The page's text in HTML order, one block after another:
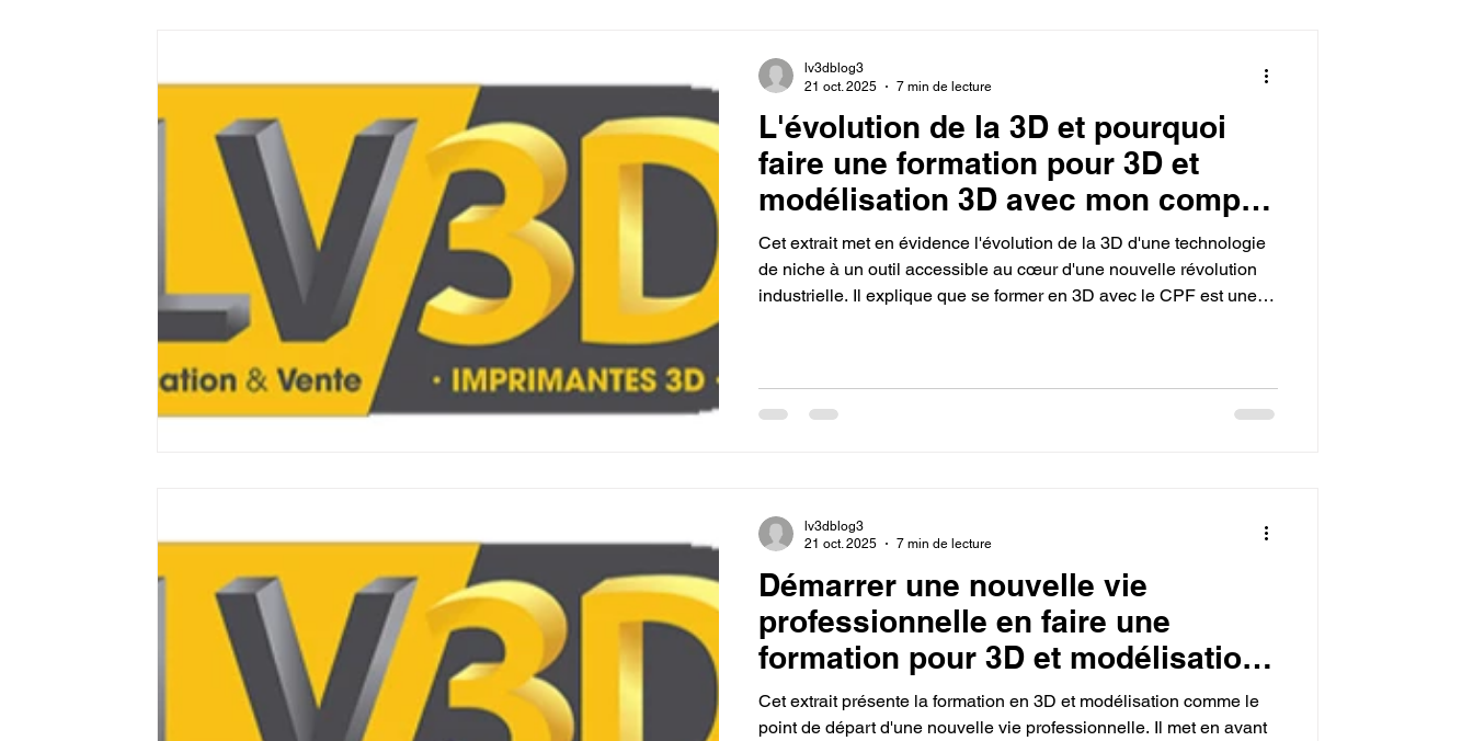
L'évolution de la 3D et pourquoi
faire une formation pour 3D et
modélisation 3D avec mon compte
CPF.
Cet extrait met en évidence l'évolution de la 3D d'une technologie
de niche à un outil accessible au cœur d'une nouvelle révolution
industrielle. Il explique que se former en 3D avec le CPF est une
lv3dblog3
21 oct. 2025
7 min de lecture
Démarrer une nouvelle vie
professionnelle en faire une
formation pour 3D et modélisation
3D avec mon compte CPF.
Cet extrait présente la formation en 3D et modélisation comme le
point de départ d'une nouvelle vie professionnelle. Il met en avant
lv3dblog3
21 oct. 2025
7 min de lecture